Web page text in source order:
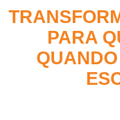
PARA